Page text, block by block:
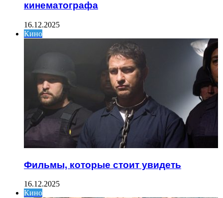
кинематографа
16.12.2025
Кино
Фильмы, которые стоит увидеть
16.12.2025
Кино